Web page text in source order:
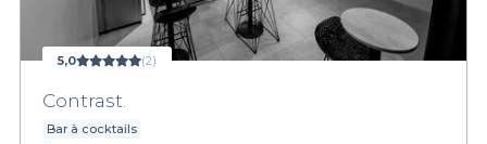
5,0 (2)
Contrast.
Bar à cocktails